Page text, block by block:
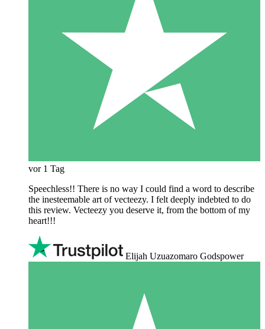
vor 1 Tag
Speechless!! There is no way I could find a word to describe
the inesteemable art of vecteezy. I felt deeply indebted to do
this review. Vecteezy you deserve it, from the bottom of my
heart!!!
Elijah Uzuazomaro Godspower